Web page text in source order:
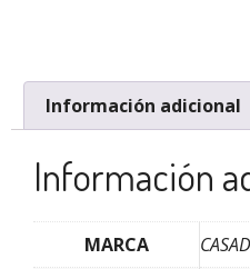
Información adicional
Información
MARCA